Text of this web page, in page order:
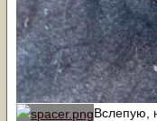
Вслепую,